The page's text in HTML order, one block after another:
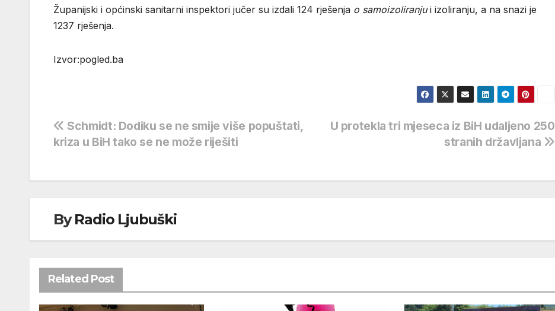
Županijski i općinski sanitarni inspektori jučer su izdali 124 rješenja o samoizoliranjui izoliranju, a na snazi je
1237 rješenja.
Izvor:pogled.ba
Navigacija
U protekla tri mjeseca iz BiH udaljeno 250
stranih državljana
Schmidt: Dodiku se ne smije više popuštati,
kriza u BiH tako se ne može riješiti
ByRadio Ljubuški
Related Post